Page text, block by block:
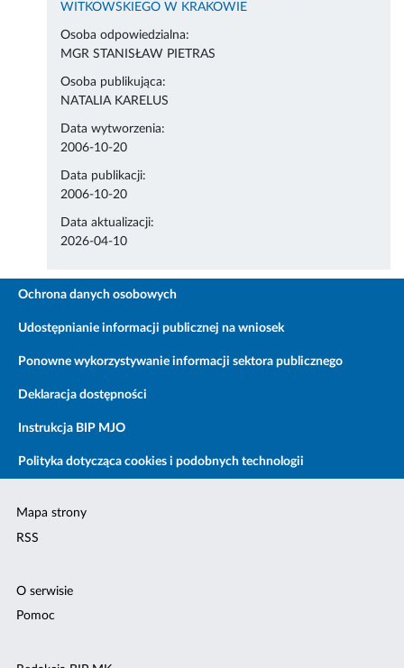
WITKOWSKIEGO W KRAKOWIE
Osoba odpowiedzialna:
MGR STANISŁAW PIETRAS
Osoba publikująca:
NATALIA KARELUS
Data wytworzenia:
2006-10-20
Data publikacji:
2006-10-20
Data aktualizacji:
2026-04-10
Ochrona danych osobowych
Udostępnianie informacji publicznej na wniosek
Ponowne wykorzystywanie informacji sektora publicznego
Deklaracja dostępności
Instrukcja BIP MJO
Polityka dotycząca cookies i podobnych technologii
Mapa strony
RSS
O serwisie
Pomoc